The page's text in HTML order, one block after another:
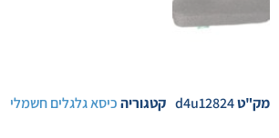
מק"טd4u12824 קטגוריהכיסא גלגלים חשמלי